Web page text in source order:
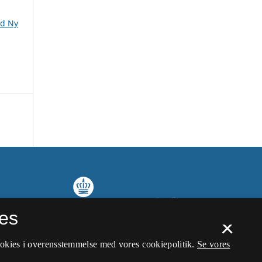
Ny
×
i overensstemmelse med vores cookiepolitik. Se vores